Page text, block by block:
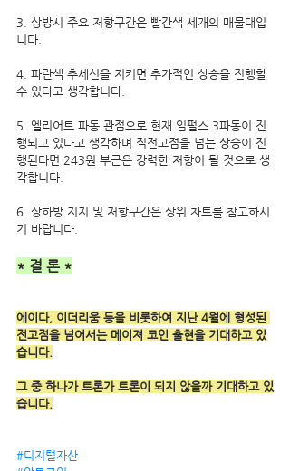
3. 상방시 주요 저항구간은 빨간색 세개의 매물대입
니다.
4. 파란색 추세선을 지키면 추가적인 상승을 진행할
수 있다고 생각합니다.
5. 엘리어트 파동 관점으로 현재 임펄스 3파동이 진
행되고 있다고 생각하며 직전고점을 넘는 상승이 진
행된다면 243원 부근은 강력한 저항이 될 것으로 생
각합니다.
6. 상하방 지지 및 저항구간은 상위 차트를 참고하시
기 바랍니다.
* 결 론 *
에이다, 이더리움 등을 비롯하여 지난 4월에 형성된
전고점을 넘어서는 메이져 코인 출현을 기대하고 있
습니다.
그 중 하나가 트론가 트론이 되지 않을까 기대하고 있
습니다.
#디지털자산